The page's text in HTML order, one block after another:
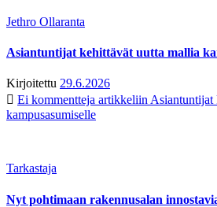
Jethro Ollaranta
Asiantuntijat kehittävät uutta mallia
Kirjoitettu 29.6.2026
Ei kommentteja artikkeliin Asiantuntijat
kampusasumiselle
Tarkastaja
Nyt pohtimaan rakennusalan